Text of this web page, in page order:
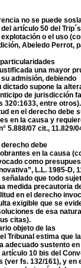
no se puede
artículo 50 del Trip´s
o el uso
Abeledo Perrot,
una mayor
admisión, debiendo
supone la
de jurisdicción
320:1633, entre
en el derecho debe
en la causa y
5.888/07 cit., 11.829/
debe
en la causa
como
L.L. 1985-D,
que todo
medida precautoria
en el derecho
exigible que se
de esa
citas).
objeto de las
Tribunal estima que la
adecuado sustento en
10 bis del
fs. 132/161), y en